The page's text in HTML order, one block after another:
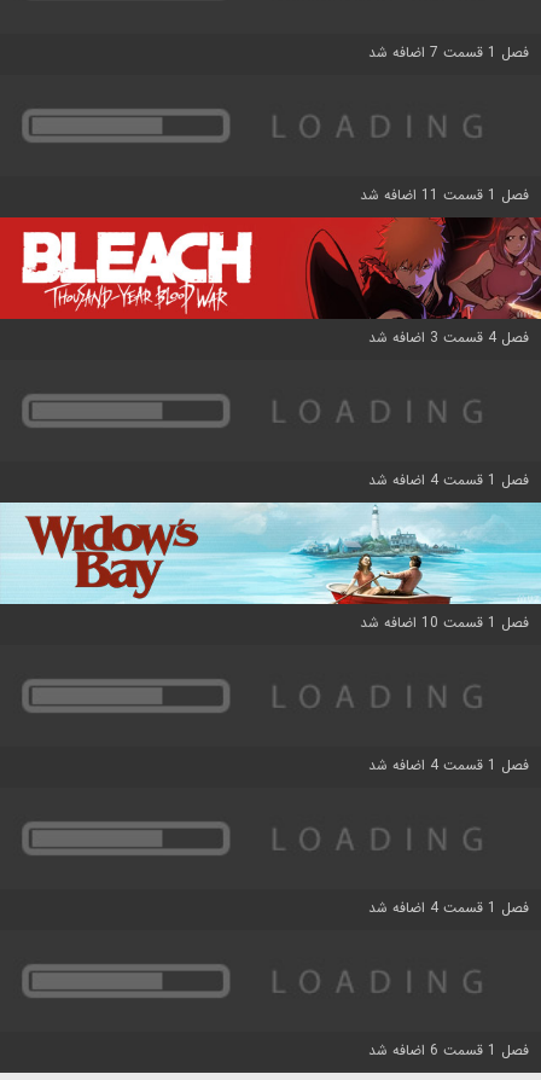
فصل 1 قسمت 7 اضافه شد
فصل 1 قسمت 11 اضافه شد
فصل 4 قسمت 3 اضافه شد
فصل 1 قسمت 4 اضافه شد
فصل 1 قسمت 10 اضافه شد
فصل 1 قسمت 4 اضافه شد
فصل 1 قسمت 4 اضافه شد
فصل 1 قسمت 6 اضافه شد